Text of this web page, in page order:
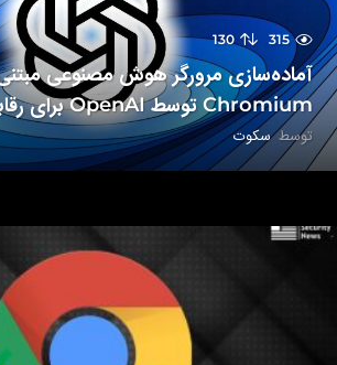
315
130
آماده‌سازی مرورگر هوش مصنوعی
Chromium توسط OpenAI برای رقابت با گوگل
توسط سکوت